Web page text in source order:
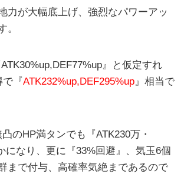
力が大幅底上げ、強烈なパワーアッ
。
』と仮定すれ
で『ATK232%up,DEF295%up』相当で
のHP満タンでも『ATK230万・
になり、更に『33%回避』、気玉6個
まで付与、高確率気絶まであるので